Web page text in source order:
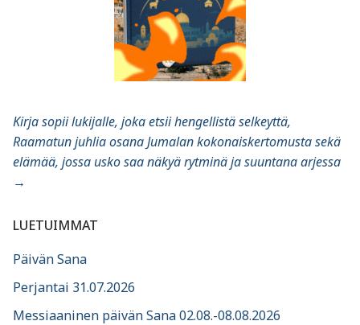
Kirja sopii lukijalle, joka etsii hengellistä selkeyttä,
Raamatun juhlia osana Jumalan kokonaiskertomusta sekä
elämää, jossa usko saa näkyä rytminä ja suuntana arjessa
→
LUETUIMMAT
Päivän Sana
Perjantai 31.07.2026
Messiaaninen päivän Sana 02.08.-08.08.2026